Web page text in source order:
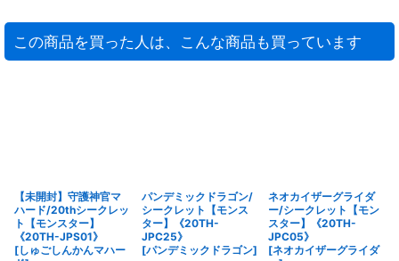
この商品を買った人は、こんな商品も買っています
【未開封】守護神官マ
ハード/20thシークレッ
ト【モンスター】
《20TH-JPS01》
[しゅごしんかんマハー
パンデミックドラゴン/
シークレット【モンス
ター】《20TH-
JPC25》
[パンデミックドラゴン]
ネオカイザーグライダ
ー/シークレット【モン
スター】《20TH-
JPC05》
[ネオカイザーグライダ